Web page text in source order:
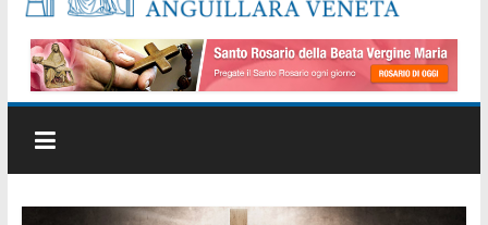
di
Anguillara
Veneta
Sito